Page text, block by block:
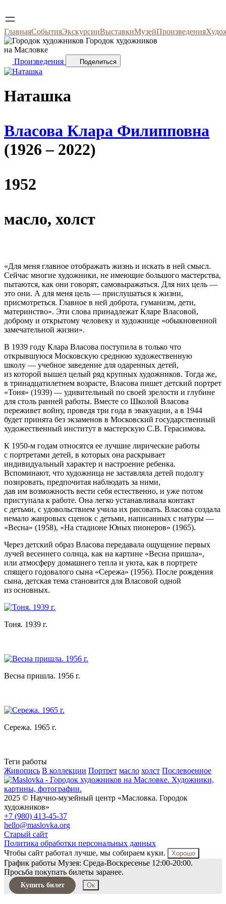
ГлавнаяСобытияЭкскурсииВыставкиМузейПроизведения
Городок художников
на Масловке
Произведения
Поделиться
Наташка
Власова Клара Филипповна
(1926 – 2022)
1952
масло, холст
«Для меня главное отображать жизнь и искать в ней смысл.
Сейчас многие художники, не имеющие большого мастерства,
пытаются, как они говорят, самовыражаться. Для них цель —
это они. А для меня цель — прислушаться к жизни,
присмотреться. Главное в ней доброта, гуманизм, дети,
материнство». Эти слова принадлежат Кларе Власовой,
доброму и открытому человеку и художнице «обыкновенной
замечательной жизни».
В 1939 году Клара Власова поступила в только что
открывшуюся Московскую среднюю художественную
школу — учебное заведение для одаренных детей,
из которой вышел целый ряд крупных художников. Тогда же,
в тринадцатилетнем возрасте, Власова пишет детский портрет
«Тоня» (1939) — удивительный по своей зрелости и глубине
для столь ранней работы. Вместе со Школой Власова
переживет войну, проведя три года в эвакуации, а в 1944
будет принята без экзаменов в Московский государственный
художественный институт в мастерскую С.В. Герасимова.
К 1950-м годам относятся ее лучшие лирические работы
с портретами детей, в которых она раскрывает
индивидуальный характер и настроение ребенка.
Вспоминают, что художница не заставляла детей подолгу
позировать, предпочитая наблюдать за ними,
дав им возможность вести себя естественно, и уже потом
приступала к работе. Она легко устанавливала контакт
с детьми, с удовольствием учила их рисовать. Власова создала
немало жанровых сценок с детьми, написанных с натуры —
«Весна» (1958), «На стадионе Юных пионеров» (1965).
Через детский образ Власова передавала ощущение первых
лучей весеннего солнца, как на картине «Весна пришла»,
или атмосферу домашнего тепла и уюта, как в портрете
спящего годовалого сына «Сережа» (1956). После рождения
сына, детская тема становится для Власовой одной
из основных.
Тоня. 1939 г.
Весна пришла. 1956 г.
Сережа. 1965 г.
Теги работы
Живопись В коллекции Портрет масло холст Послевоенное
2025 © Научно-музейный центр «Масловка. Городок
художников»
+7 (980) 413-45-37
hello@maslovka.org
Старый сайт
Политика обработки персональных данных
Чтобы сайт работал лучше, мы собираем куки.
Хорошо
График работы Музея: Среда-Воскресенье 12:00-20:00.
Просьба покупать билеты заранее.
Купить билет Ок